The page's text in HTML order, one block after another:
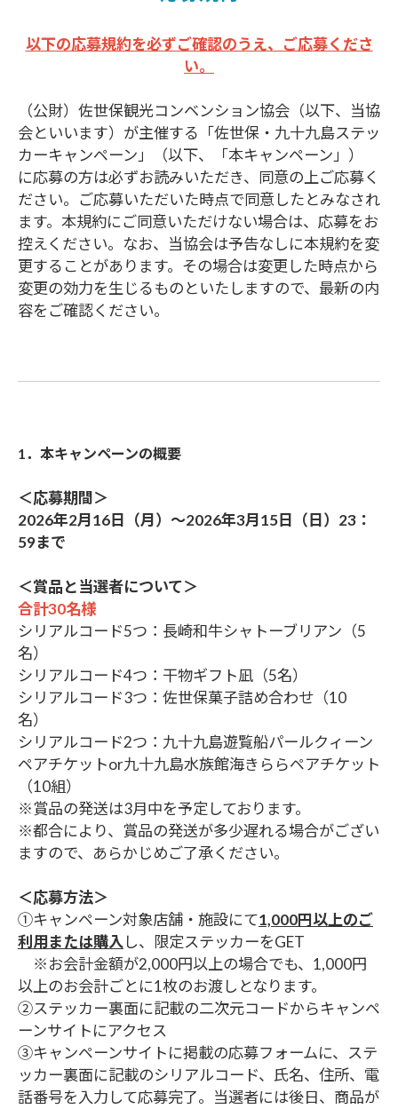
以下の応募規約を必ずご確認のうえ、ご応募くださ
い。
（公財）佐世保観光コンベンション協会（以下、当協
会といいます）が主催する「佐世保・九十九島ステッ
カーキャンペーン」（以下、「本キャンペーン」）
に応募の方は必ずお読みいただき、同意の上ご応募く
ださい。ご応募いただいた時点で同意したとみなされ
ます。本規約にご同意いただけない場合は、応募をお
控えください。なお、当協会は予告なしに本規約を変
更することがあります。その場合は変更した時点から
変更の効力を生じるものといたしますので、最新の内
容をご確認ください。
1．本キャンペーンの概要
＜応募期間＞
2026年2月16日（月）～2026年3月15日（日）23：
59まで
＜賞品と当選者について＞
合計30名様
シリアルコード5つ：長崎和牛シャトーブリアン（5
名）
シリアルコード4つ：干物ギフト凪（5名）
シリアルコード3つ：佐世保菓子詰め合わせ（10
名）
シリアルコード2つ：九十九島遊覧船パールクィーン
ペアチケットor九十九島水族館海きららペアチケット
（10組）
※賞品の発送は3月中を予定しております。
※都合により、賞品の発送が多少遅れる場合がござい
ますので、あらかじめご了承ください。
＜応募方法＞
①キャンペーン対象店舗・施設にて1,000円以上のご
利用または購入 し、限定ステッカーをGET
※お会計金額が2,000円以上の場合でも、1,000円
以上のお会計ごとに1枚のお渡しとなります。
②ステッカー裏面に記載の二次元コードからキャンペ
ーンサイトにアクセス
③キャンペーンサイトに掲載の応募フォームに、ステ
ッカー裏面に記載のシリアルコード、氏名、住所、電
話番号を入力して応募完了。当選者には後日、商品が